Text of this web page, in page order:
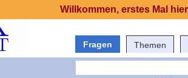
Fragen Themen
Willkommen, erstes Mal